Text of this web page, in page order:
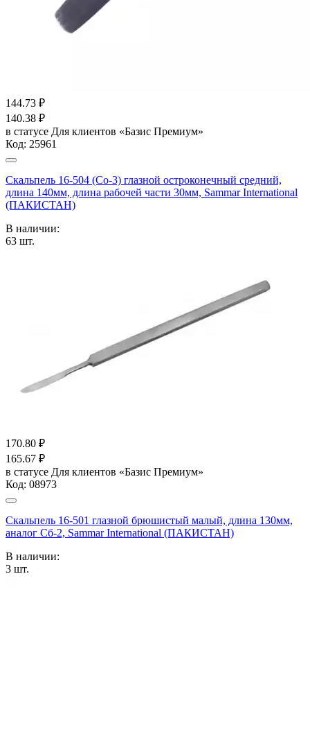
144.73 ₽
140.38 ₽
в статусе Для клиентов «Базис Премиум»
Код: 25961
Скальпель 16-504 (Со-3) глазной остроконечный средний,
длина 140мм, длина рабочей части 30мм, Sammar International
(ПАКИСТАН)
В наличии:
63 шт.
170.80 ₽
165.67 ₽
в статусе Для клиентов «Базис Премиум»
Код: 08973
Скальпель 16-501 глазной брюшистый малый, длина 130мм,
аналог Сб-2, Sammar International (ПАКИСТАН)
В наличии:
3 шт.